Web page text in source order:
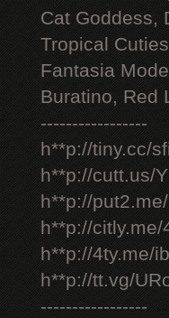
Cat Goddess,
Tropical
Fantasia
Buratino, Red
-----------------
h**p://tiny.cc/
h**p://cutt.us/
h**p://
h**p://citly.me/
h**p://4ty.me/
h**p://tt.vg/
-----------------